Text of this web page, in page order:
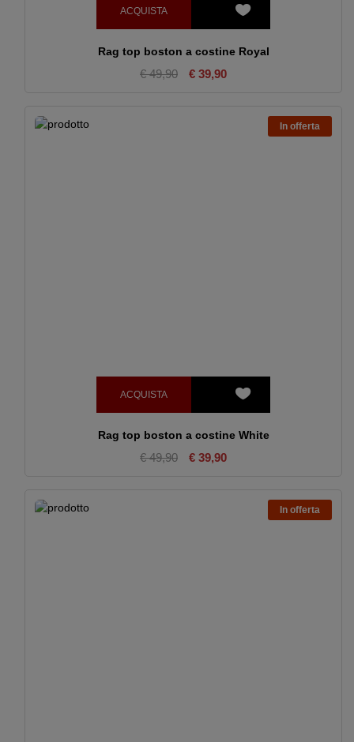
ACQUISTA
Rag top boston a costine Royal
€ 49,90 € 39,90
In offerta
ACQUISTA
Rag top boston a costine White
€ 49,90 € 39,90
In offerta